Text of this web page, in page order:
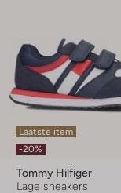
Laatste item
-20%
Tommy Hilfiger
Lage sneakers